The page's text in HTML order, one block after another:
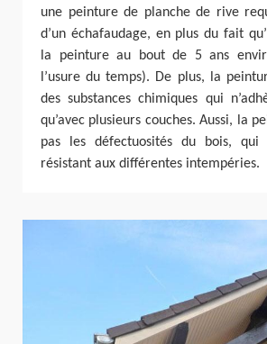
une peinture de planche de rive
d’un échafaudage, en plus du fait
la peinture au bout de 5 ans
l’usure du temps). De plus, la
des substances chimiques qui
qu’avec plusieurs couches. Aussi, la
pas les défectuosités du bois,
résistant aux différentes intempéries.